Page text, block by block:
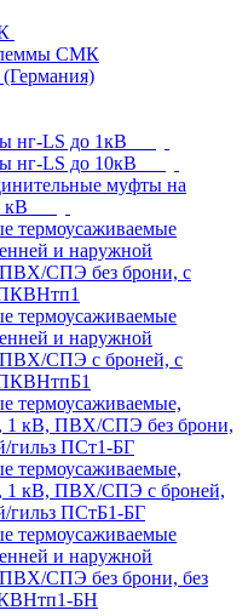
СМК
нг-LS до 1кВ
нг-LS до 10кВ
муфты на
кВ
термоусаживаемые
и наружной
ПВХ/СПЭ без брони, с
термоусаживаемые
и наружной
ПВХ/СПЭ с броней, с
термоусаживаемые,
1 кВ, ПВХ/СПЭ без брони,
гильз ПСт1-БГ
термоусаживаемые,
1 кВ, ПВХ/СПЭ с броней,
гильз ПСтБ1-БГ
термоусаживаемые
и наружной
СПЭ без брони, без
БН